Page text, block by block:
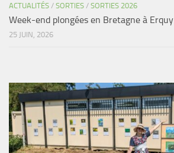
ACTUALITÉS / SORTIES / SORTIES 2026
Week-end plongées en Bretagne à Erquy
25 JUIN, 2026